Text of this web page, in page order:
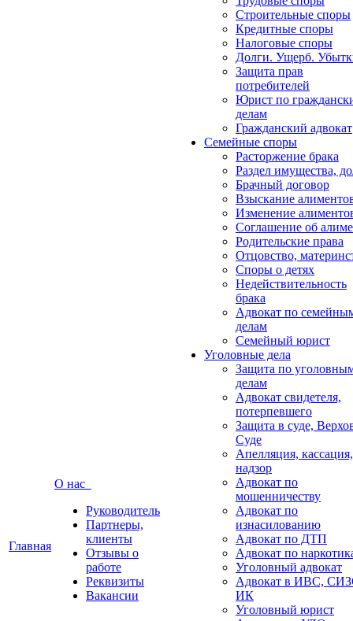
Главная
О нас
Руководитель
Партнеры,
клиенты
Отзывы о
работе
Реквизиты
Вакансии
Строительные споры
Кредитные споры
Налоговые споры
Долги. Ущерб.
Защита прав
потребителей
Юрист по
делам
Гражданский адвокат
Семейные споры
Расторжение брака
Раздел имущества,
Брачный договор
Взыскание
Изменение
Соглашение об
Родительские права
Отцовство,
Споры о детях
Недействительность
брака
Адвокат по
делам
Семейный юрист
Уголовные дела
Защита по
делам
Адвокат свидетеля,
потерпевшего
Защита в суде,
Суде
Апелляция, кассация,
надзор
Адвокат по
мошенничеству
Адвокат по
изнасилованию
Адвокат по ДТП
Адвокат по
Уголовный адвокат
Адвокат в ИВС,
ИК
Уголовный юрист